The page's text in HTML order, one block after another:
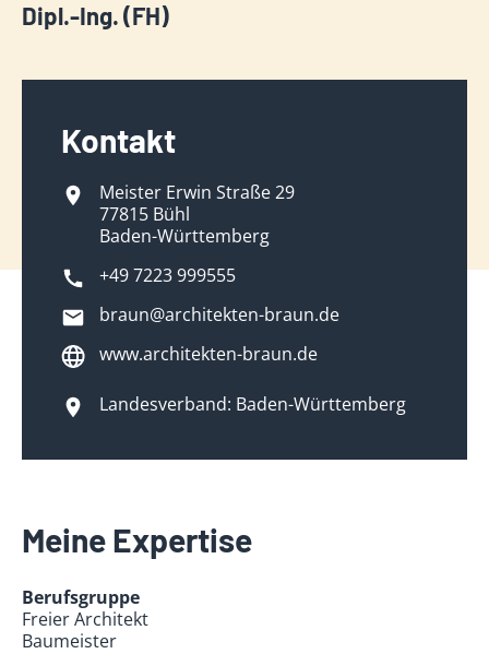
Dipl.-Ing. (FH)
Kontakt
Meister Erwin Straße 29
77815 Bühl
Baden-Württemberg
+49 7223 999555
braun@architekten-braun.de
www.architekten-braun.de
Landesverband: Baden-Württemberg
Meine Expertise
Berufsgruppe
Freier Architekt
Baumeister